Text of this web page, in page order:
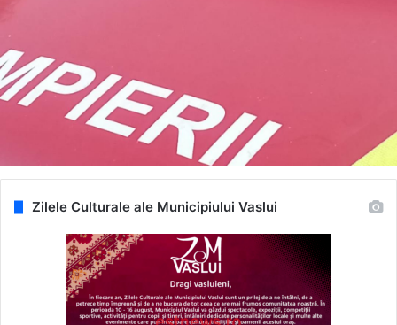
Zilele Culturale ale Municipiului Vaslui